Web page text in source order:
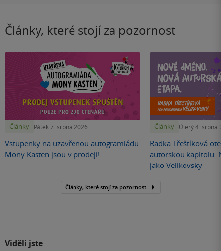
Články, které stojí za pozornost
Články Pátek 7. srpna 2026
Vstupenky na uzavřenou autogramiádu
Mony Kasten jsou v prodeji!
Články Úterý 4. srpna
Radka Třeštíková
autorskou kapitolu.
jako Velikovsky
Články, které stojí za pozornost
Viděli jste